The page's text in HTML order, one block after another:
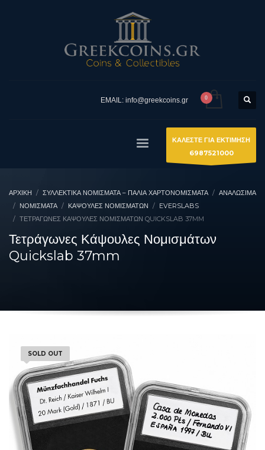
EMAIL: info@greekcoins.gr
ΚΑΛΕΣΤΕ ΓΙΑ ΕΚΤΙΜΗΣΗ
6987521000
ΑΡΧΙΚΉ ΣΥΛΛΕΚΤΙΚΆ ΝΟΜΊΣΜΑΤΑ – ΠΑΛΙΆ ΧΑΡΤΟΝΟΜΊΣΜΑΤΑ
ΑΝΑΛΩΣΙΜΑ
ΝΟΜΊΣΜΑΤΑ
ΚΆΨΟΥΛΕΣ ΝΟΜΙΣΜΆΤΩΝ
EVERSLABS
ΤΕΤΡΆΓΩΝΕΣ ΚΆΨΟΥΛΕΣ ΝΟΜΙΣΜΆΤΩΝ QUICKSLAB 37MM
Τετράγωνες Κάψουλες Νομισμάτων
Quickslab 37mm
SOLD OUT